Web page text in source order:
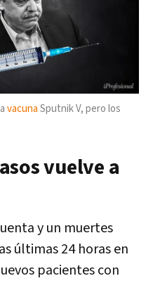
vacuna Sputnik V, pero los
vuelve a
y un muertes
últimas 24 horas en
pacientes con